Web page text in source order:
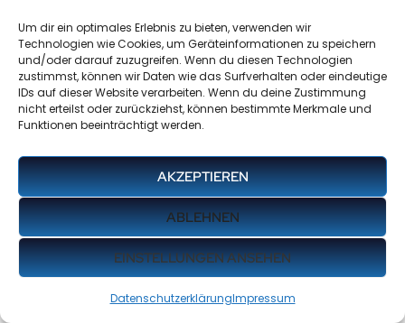
Um dir ein optimales Erlebnis zu bieten, verwenden wir
Technologien wie Cookies, um Geräteinformationen zu speichern
und/oder darauf zuzugreifen. Wenn du diesen Technologien
zustimmst, können wir Daten wie das Surfverhalten oder eindeutige
IDs auf dieser Website verarbeiten. Wenn du deine Zustimmung
nicht erteilst oder zurückziehst, können bestimmte Merkmale und
Funktionen beeinträchtigt werden.
AKZEPTIEREN
ABLEHNEN
EINSTELLUNGEN ANSEHEN
DatenschutzerklärungImpressum